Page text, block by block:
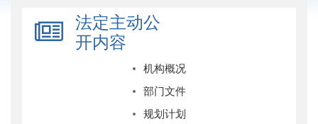
法定主动公
开内容
机构概况
部门文件
规划计划